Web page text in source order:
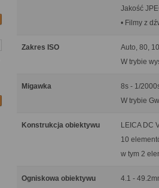
Jakość
• Filmy z
Zakres ISO
Auto, 80,
W trybie
Migawka
8s - 1/
W trybie
Konstrukcja obiektywu
LEICA DC
10
w tym 2
Ogniskowa obiektywu 4.1 -